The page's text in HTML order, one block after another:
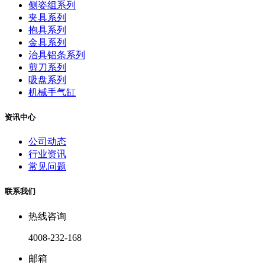
侧姿组系列
夹具系列
抱具系列
金具系列
治具铝条系列
剪刀系列
吸盘系列
机械手气缸
资讯中心
公司动态
行业资讯
常见问题
联系我们
热线咨询
4008-232-168
邮箱